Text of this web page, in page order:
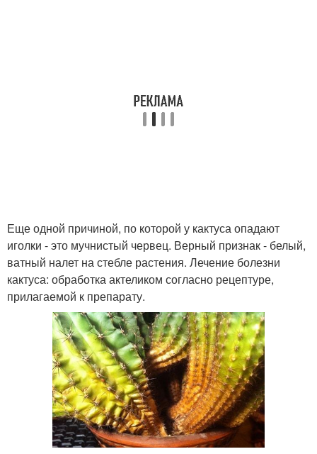
Еще одной причиной, по которой у кактуса опадают
иголки - это мучнистый червец. Верный признак - белый,
ватный налет на стебле растения. Лечение болезни
кактуса: обработка актеликом согласно рецептуре,
прилагаемой к препарату.